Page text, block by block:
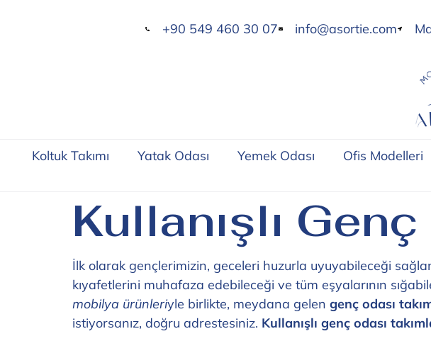
+90 549 460 30 07 info@asortie.com
Koltuk Takımı Yatak Odası Yemek Odası Ofis Modelleri
Kullanışlı Genç
İlk olarak gençlerimizin, geceleri huzurla uyuyabileceği
kıyafetlerini muhafaza edebileceği ve tüm eşyalarının
mobilya ürünleriyle birlikte, meydana gelen genç odası
istiyorsanız, doğru adrestesiniz. Kullanışlı genç odası